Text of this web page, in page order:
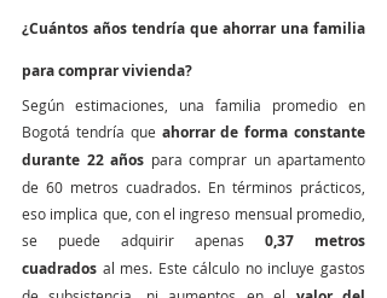
¿Cuántos años tendría que ahorrar una familia
para comprar vivienda?
Según estimaciones, una familia promedio en
Bogotá tendría que ahorrar de forma constante
durante 22 años para comprar un apartamento
de 60 metros cuadrados. En términos prácticos,
eso implica que, con el ingreso mensual promedio,
se puede adquirir apenas 0,37 metros
cuadrados al mes. Este cálculo no incluye gastos